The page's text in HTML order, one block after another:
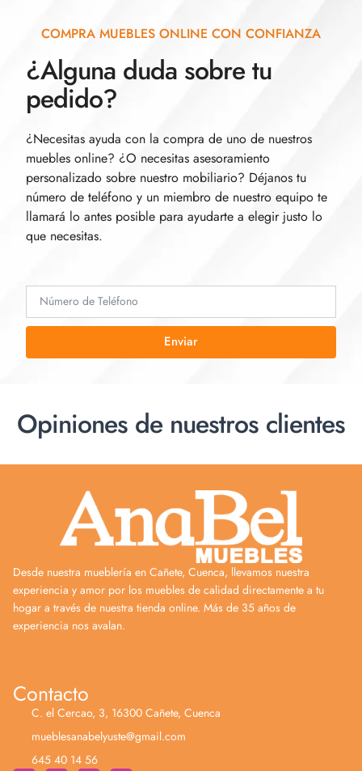
COMPRA MUEBLES ONLINE CON CONFIANZA
¿Alguna duda sobre tu
pedido?
¿Necesitas ayuda con la compra de uno de nuestros
muebles online? ¿O necesitas asesoramiento
personalizado sobre nuestro mobiliario? Déjanos tu
número de teléfono y un miembro de nuestro equipo te
llamará lo antes posible para ayudarte a elegir justo lo
que necesitas.
Enviar
Opiniones de nuestros clientes
Desde nuestra mueblería en Cañete, Cuenca, llevamos nuestra
experiencia y amor por los muebles de calidad directamente a tu
hogar a través de nuestra tienda online. Más de 35 años de
experiencia nos avalan.
Contacto
C. el Cercao, 3, 16300 Cañete, Cuenca
mueblesanabelyuste@gmail.com
645 40 14 56